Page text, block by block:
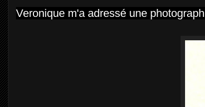
Veronique m'a adressé une